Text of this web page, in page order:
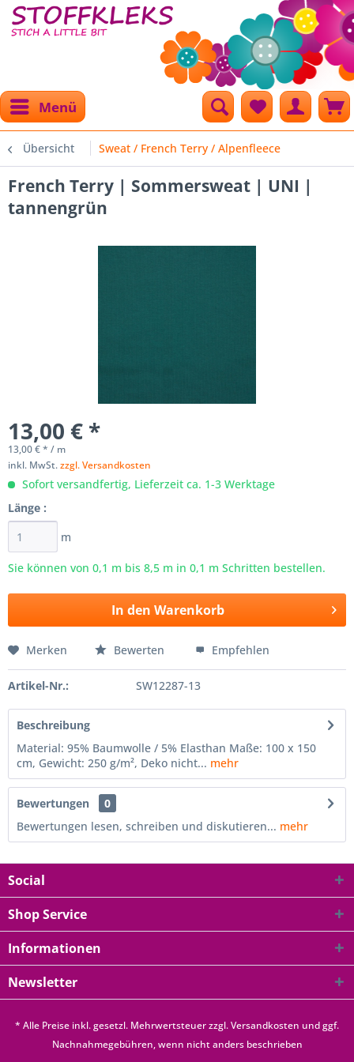
Menü
Übersicht Sweat / French Terry / Alpenfleece
French Terry | Sommersweat | UNI |
tannengrün
13,00 € *
13,00 € * / m
inkl. MwSt.zzgl. Versandkosten
Sofort versandfertig, Lieferzeit ca. 1-3 Werktage
Länge :
m
Sie können von 0,1 m bis 8,5 m in 0,1 m Schritten bestellen.
In den Warenkorb
Merken Bewerten Empfehlen
Artikel-Nr.: SW12287-13
Beschreibung
Material: 95% Baumwolle / 5% Elasthan Maße: 100 x 150
cm, Gewicht: 250 g/m², Deko nicht... mehr
Bewertungen
0
Bewertungen lesen, schreiben und diskutieren... mehr
Social
Shop Service
Informationen
Newsletter
* Alle Preise inkl. gesetzl. Mehrwertsteuer zzgl.Versandkosten und ggf.
Nachnahmegebühren, wenn nicht anders beschrieben